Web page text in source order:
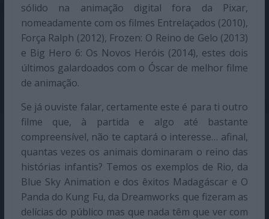
sólido na animação digital fora da Pixar,
nomeadamente com os filmes Entrelaçados (2010),
Força Ralph (2012), Frozen: O Reino de Gelo (2013)
e Big Hero 6: Os Novos Heróis (2014), estes dois
últimos galardoados com o Óscar de melhor filme
de animação.
Se já ouviste falar, certamente este é para ti outro
filme que, à partida e algo até bastante
compreensível, não te captará o interesse… afinal,
quantas vezes os animais dominaram o reino das
histórias infantis? Temos os exemplos de Rio, da
Blue Sky Animation e dos êxitos Madagáscar e O
Panda do Kung Fu, da Dreamworks que fizeram as
delícias do público mas que nada têm que ver com